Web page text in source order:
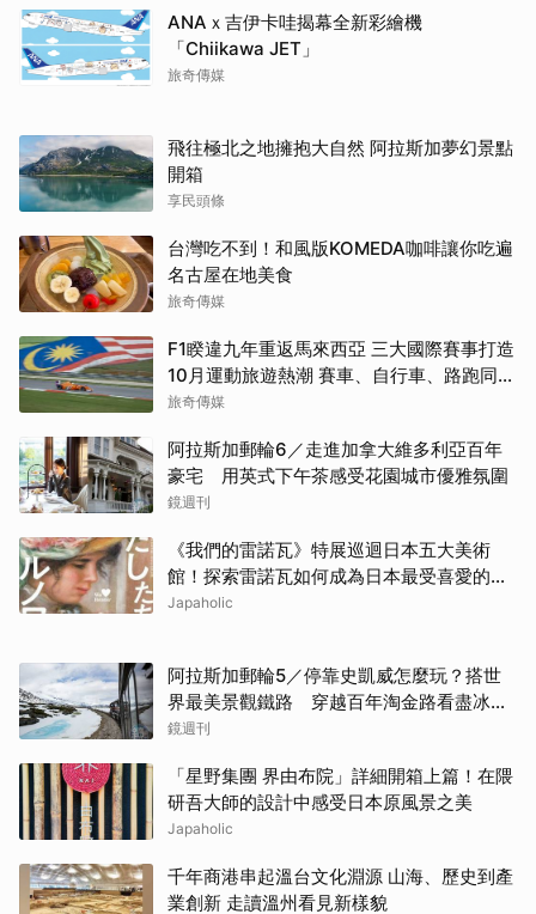
ANAｘ吉伊卡哇揭幕全新彩繪機
「Chiikawa JET」
旅奇傳媒
飛往極北之地擁抱大自然 阿拉斯加夢幻景點
開箱
享民頭條
台灣吃不到！和風版KOMEDA咖啡讓你吃遍
名古屋在地美食
旅奇傳媒
F1睽違九年重返馬來西亞 三大國際賽事打造
10月運動旅遊熱潮 賽車、自行車、路跑同週
登場
旅奇傳媒
阿拉斯加郵輪6／走進加拿大維多利亞百年
豪宅 用英式下午茶感受花園城市優雅氛圍
鏡週刊
《我們的雷諾瓦》特展巡迴日本五大美術
館！探索雷諾瓦如何成為日本最受喜愛的印
象派畫家
Japaholic
阿拉斯加郵輪5／停靠史凱威怎麼玩？搭世
界最美景觀鐵路 穿越百年淘金路看盡冰
河、峽谷與雪山
鏡週刊
「星野集團 界由布院」詳細開箱上篇！在隈
研吾大師的設計中感受日本原風景之美
Japaholic
千年商港串起溫台文化淵源 山海、歷史到產
業創新 走讀溫州看見新樣貌